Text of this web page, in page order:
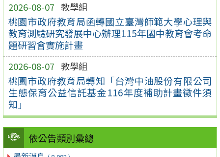
2026-08-07 教學組
桃園市政府教育局函轉國立臺灣師範大學心理與
教育測驗研究發展中心辦理115年國中教育會考命
題研習會實施計畫
2026-08-07 教學組
桃園市政府教育局轉知「台灣中油股份有限公司
生態保育公益信託基金116年度補助計畫徵件須
知」
依公告類別彙總